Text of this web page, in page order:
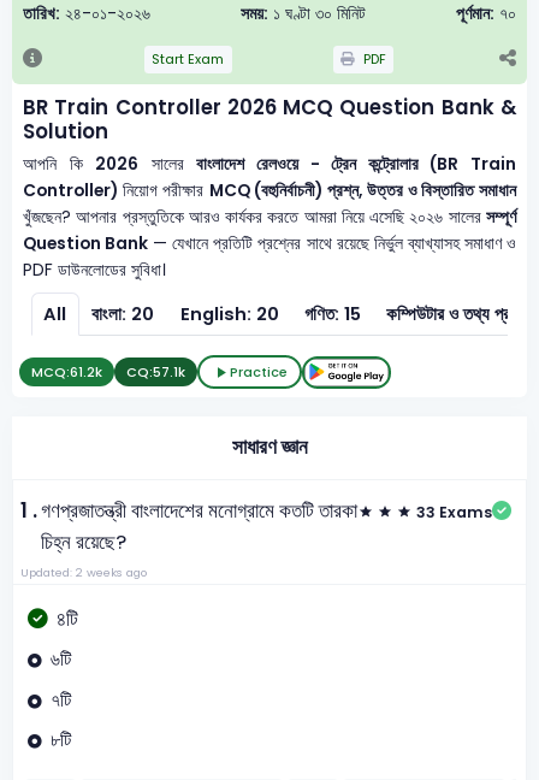
তারিখ: ২৪-০১-২০২৬ সময়: ১ ঘণ্টা ৩০ মিনিট পূর্ণমান: ৭০
Start Exam PDF
BR Train Controller 2026 MCQ Question Bank &
Solution
আপনি কি 2026 সালেরবাংলাদেশ রেলওয়ে - ট্রেন কন্ট্রোলার (BR Train
Controller) নিয়োগ পরীক্ষার MCQ (বহুনির্বাচনী) প্রশ্ন, উত্তর ও বিস্তারিত সমাধান
খুঁজছেন? আপনার প্রস্তুতিকে আরও কার্যকর করতে আমরা নিয়ে এসেছি ২০২৬ সালের সম্পূর্ণ
Question Bank — যেখানে প্রতিটি প্রশ্নের সাথে রয়েছে নির্ভুল ব্যাখ্যাসহ সমাধাণ ও
PDF ডাউনলোডের সুবিধা।
All বাংলা: 20 English: 20 গণিত: 15 কম্পিউটার
MCQ:61.2k CQ:57.1k Practice
সাধারণ জ্ঞান
1 .গণপ্রজাতন্ত্রী বাংলাদেশের মনোগ্রামে কতটি তারকা
চিহ্ন রয়েছে?
33 Exams
Updated: 2 weeks ago
৪টি
৬টি
৭টি
৮টি